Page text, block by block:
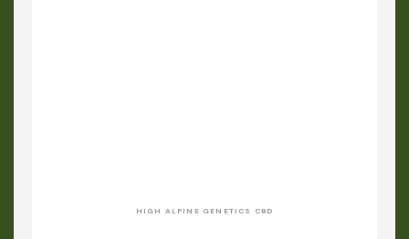
HIGH ALPINE GENETICS CBD